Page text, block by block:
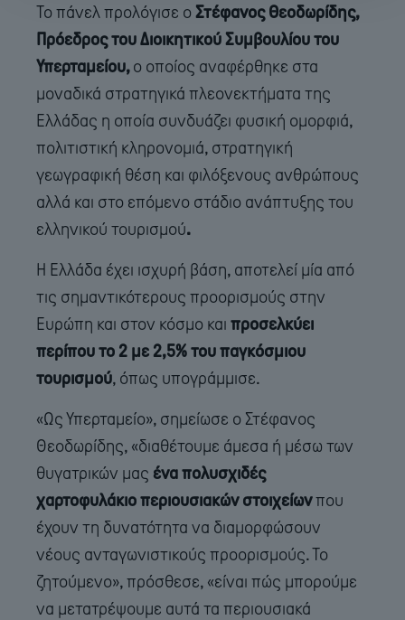
Το πάνελ προλόγισε ο Στέφανος Θεοδωρίδης,
Πρόεδρος του Διοικητικού Συμβουλίου του
Υπερταμείου,ο οποίος αναφέρθηκε στα
μοναδικά στρατηγικά πλεονεκτήματα της
Ελλάδας η οποία συνδυάζει φυσική ομορφιά,
πολιτιστική κληρονομιά, στρατηγική
γεωγραφική θέση και φιλόξενους ανθρώπους
αλλά και στο επόμενο στάδιο ανάπτυξης του
ελληνικού τουρισμού.
Η Ελλάδα έχει ισχυρή βάση, αποτελεί μία από
τις σημαντικότερους προορισμούς στην
Ευρώπη και στον κόσμο και προσελκύει
περίπου το 2 με 2,5% του παγκόσμιου
τουρισμού, όπως υπογράμμισε.
«Ως Υπερταμείο», σημείωσε ο Στέφανος
Θεοδωρίδης, «διαθέτουμε άμεσα ή μέσω των
θυγατρικών μας ένα πολυσχιδές
χαρτοφυλάκιο περιουσιακών στοιχείωνπου
έχουν τη δυνατότητα να διαμορφώσουν
νέους ανταγωνιστικούς προορισμούς. Το
ζητούμενο», πρόσθεσε, «είναι πώς μπορούμε
να μετατρέψουμε αυτά τα περιουσιακά